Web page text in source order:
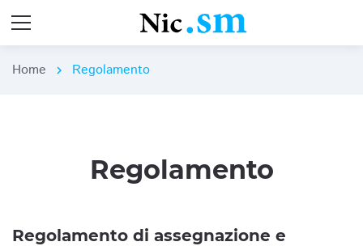
Home chevron_right Regolamento
Regolamento
Regolamento di assegnazione e